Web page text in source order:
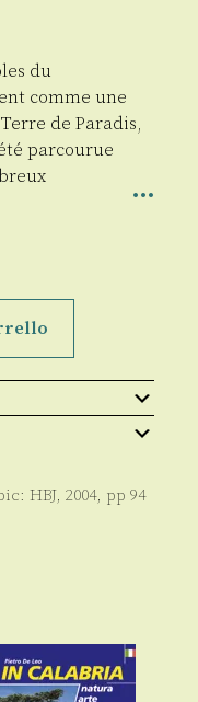
du
comme une
de Paradis,
parcourue
HBJ, 2004, pp 94